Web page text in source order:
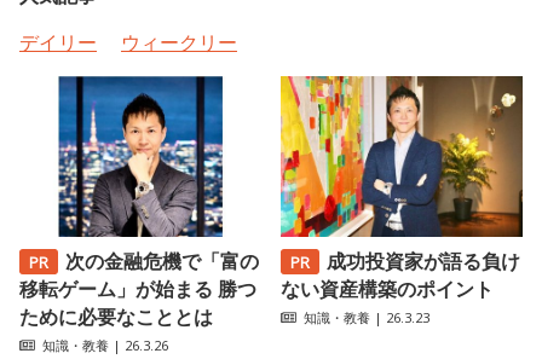
デイリー
ウィークリー
次の金融危機で「富の
移転ゲーム」が始まる 勝つ
ために必要なこととは
知識・教養 | 26.3.26
成功投資家が語る負け
ない資産構築のポイント
知識・教養 | 26.3.23